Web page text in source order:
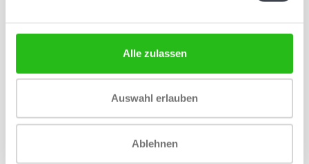
Alle zulassen
Auswahl erlauben
Ablehnen
Rabatt von 10 %